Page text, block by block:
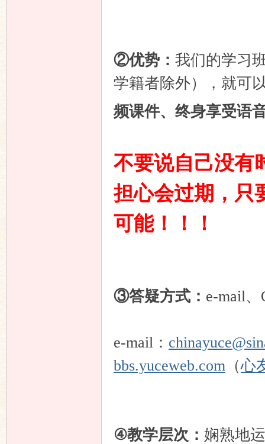
②优势： 我们的学习
学籍者除外），就可
频课件、终身享受语
不要说自己没有
担心会过期，只
可能！！！
③答疑方式： e-mail
e-mail：
bbs.yuceweb.com （心
④教学层次： 娴熟地